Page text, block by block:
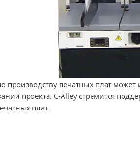
печатных плат
проекта. C-Alley стремится
плат.